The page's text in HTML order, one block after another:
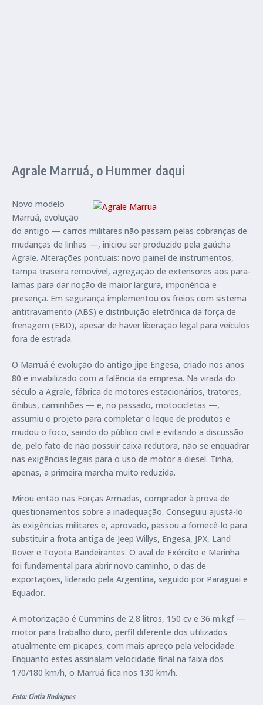
Agrale Marruá, o Hummer daqui
Novo modelo
Marruá, evolução
do antigo — carros militares não passam pelas cobranças de
mudanças de linhas —, iniciou ser produzido pela gaúcha
Agrale. Alterações pontuais: novo painel de instrumentos,
tampa traseira removível, agregação de extensores aos para-
lamas para dar noção de maior largura, imponência e
presença. Em segurança implementou os freios com sistema
antitravamento (ABS) e distribuição eletrônica da força de
frenagem (EBD), apesar de haver liberação legal para veículos
fora de estrada.
O Marruá é evolução do antigo jipe Engesa, criado nos anos
80 e inviabilizado com a falência da empresa. Na virada do
século a Agrale, fábrica de motores estacionários, tratores,
ônibus, caminhões — e, no passado, motocicletas —,
assumiu o projeto para completar o leque de produtos e
mudou o foco, saindo do público civil e evitando a discussão
de, pelo fato de não possuir caixa redutora, não se enquadrar
nas exigências legais para o uso de motor a diesel. Tinha,
apenas, a primeira marcha muito reduzida.
Mirou então nas Forças Armadas, comprador à prova de
questionamentos sobre a inadequação. Conseguiu ajustá-lo
às exigências militares e, aprovado, passou a fornecê-lo para
substituir a frota antiga de Jeep Willys, Engesa, JPX, Land
Rover e Toyota Bandeirantes. O aval de Exército e Marinha
foi fundamental para abrir novo caminho, o das de
exportações, liderado pela Argentina, seguido por Paraguai e
Equador.
A motorização é Cummins de 2,8 litros, 150 cv e 36 m.kgf —
motor para trabalho duro, perfil diferente dos utilizados
atualmente em picapes, com mais apreço pela velocidade.
Enquanto estes assinalam velocidade final na faixa dos
170/180 km/h, o Marruá fica nos 130 km/h.
Foto: Cintia Rodrigues